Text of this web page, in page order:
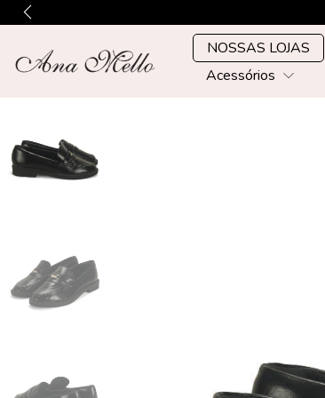
NOSSAS LOJAS
Acessórios